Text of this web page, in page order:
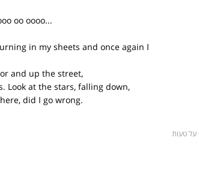
oo oooo...
in my sheets and once again I
and up the street,
Look at the stars, falling down,
did I go wrong.
על טעות